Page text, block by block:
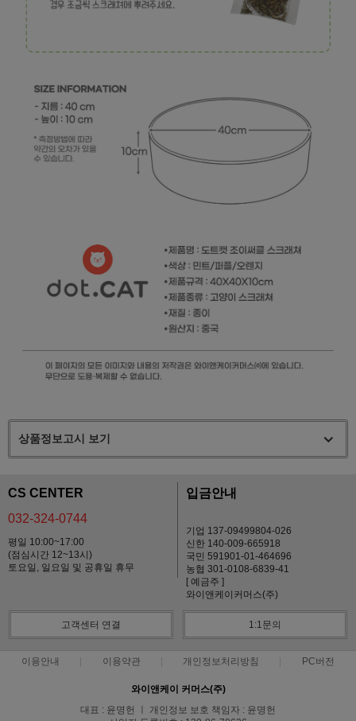
상품정보고시 보기
CS CENTER
032-324-0744
평일 10:00~17:00
(점심시간 12~13시)
토요일, 일요일 및 공휴일 휴무
입금안내
기업 137-09499804-026
신한 140-009-665918
국민 591901-01-464696
농협 301-0108-6839-41
[ 예금주 ]
와이앤케이커머스(주)
고객센터 연결 1:1문의
이용안내 이용약관 개인정보처리방침 PC버전
와이앤케이 커머스(주)
대표 : 윤명헌 ㅣ 개인정보 보호 책임자 : 윤명헌